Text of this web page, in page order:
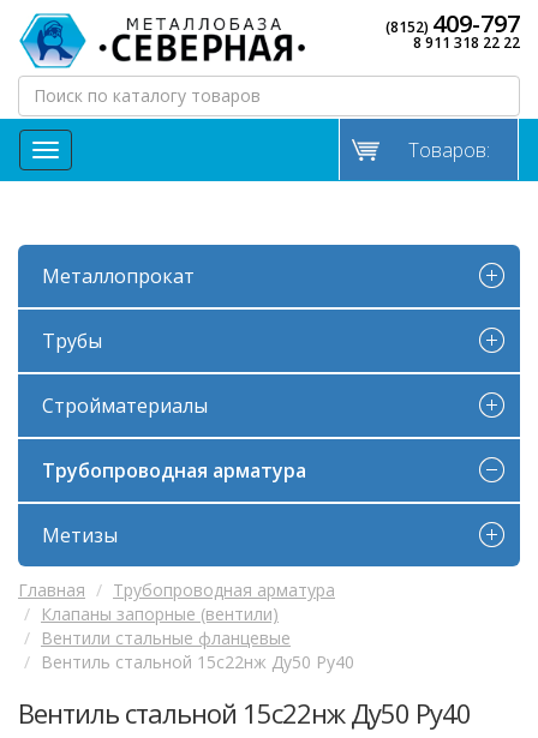
(8152) 409-797
8 911 318 22 22
МЕНЮ Товаров:
Металлопрокат
Трубы
Стройматериалы
Трубопроводная арматура
Метизы
Главная
Трубопроводная арматура
Клапаны запорные (вентили)
Вентили стальные фланцевые
Вентиль стальной 15с22нж Ду50 Ру40
Вентиль стальной 15с22нж Ду50 Ру40